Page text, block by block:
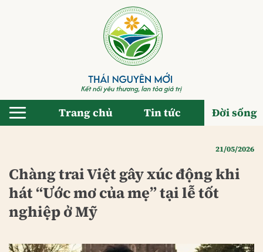
Trang chủ Tin tức Đời sống
21/05/2026
Chàng trai Việt gây xúc động khi
hát “Ước mơ của mẹ” tại lễ tốt
nghiệp ở Mỹ